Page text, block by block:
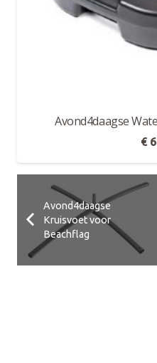
Avond4daagse
€
Avond4daagse
Kruisvoet voor
Beachflag